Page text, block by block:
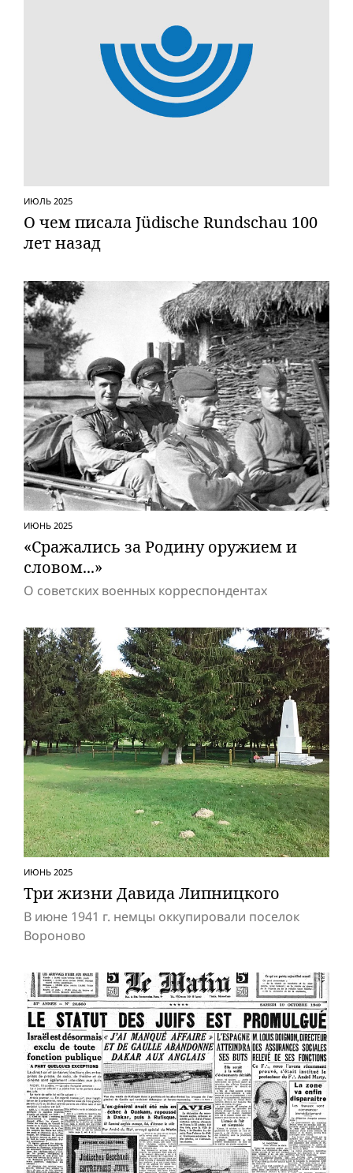
ИЮЛЬ 2025
О чем писала Jüdische Rundschau 100
лет назад
ИЮНЬ 2025
«Сражались за Родину оружием и
словом...»
О советских военных корреспондентах
ИЮНЬ 2025
Три жизни Давида Липницкого
В июне 1941 г. немцы оккупировали поселок
Вороново